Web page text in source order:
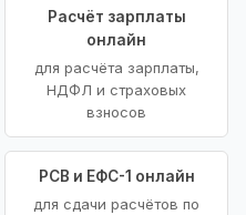
Расчёт зарплаты
онлайн
для расчёта зарплаты,
НДФЛ и страховых
взносов
РСВ и ЕФС-1 онлайн
для сдачи расчётов по